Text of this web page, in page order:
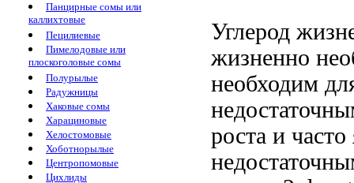
Панцирные сомы или
каллихтовые
Пецилиевые
Пимелодовые или
плоскоголовые сомы
Полурылые
Радужницы
Хаковые сомы
Харациновые
Хелостомовые
Хоботнорылые
Центропомовые
Цихлиды
Углерод
жизненно
необходим
роста и часто